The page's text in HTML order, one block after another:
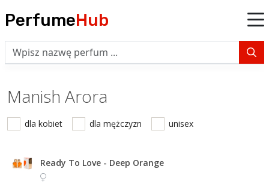
PerfumeHub
Manish Arora
dla kobiet dla mężczyzn unisex
Ready To Love - Deep Orange